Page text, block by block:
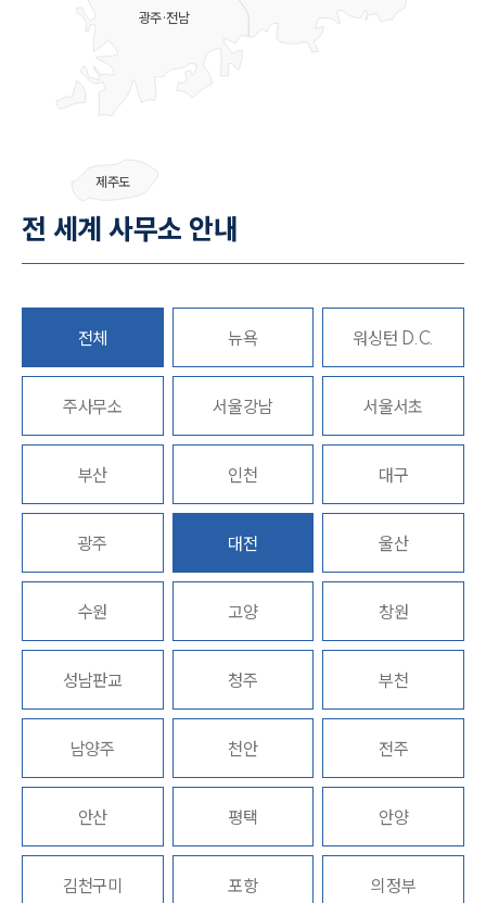
그룹소개
대륜의 강점
오시는 길
고객의 소리
통합검색
AI대륜
업무사례
사례분석/최신동향
법률정보
고객후기
업무분야
전체
구성원 소개
소식/자료
광주·전남
제주도
전 세계 사무소 안내
전체 뉴욕 워싱턴 D.C.
주사무소 서울강남 서울서초
부산 인천 대구
광주 대전 울산
수원 고양 창원
성남판교 청주 부천
남양주 천안 전주
안산 평택 안양
김천구미 포항 의정부